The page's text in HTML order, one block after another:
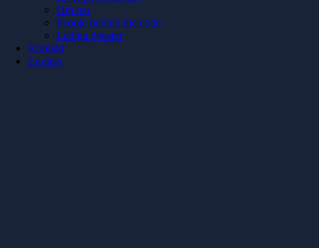
Om oss
People behind the code
Lediga tjänster
Kontakt
English